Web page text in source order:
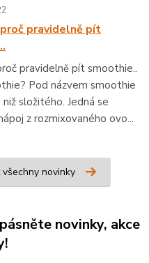
pravidelně pít
pravidelně pít smoothie..
Pod názvem smoothie
složitého. Jedná se
z rozmixovaného ovo...
novinky
novinky, akce